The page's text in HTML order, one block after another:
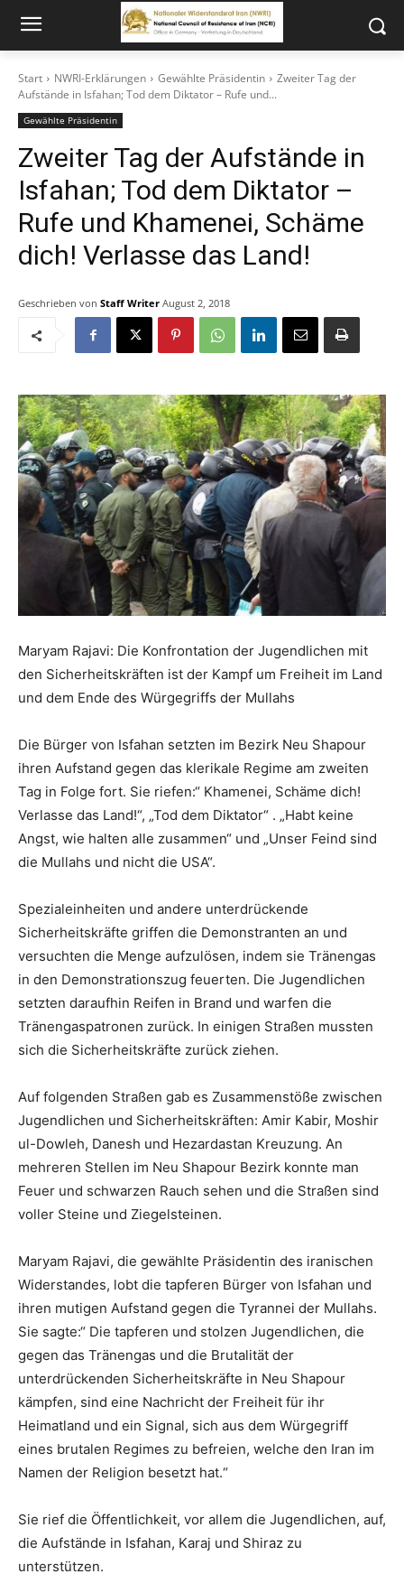
Start NWRI-Erklärungen Gewählte Präsidentin
Zweiter Tag der
Aufstände in Isfahan; Tod dem Diktator – Rufe und...
Gewählte Präsidentin
Zweiter Tag der Aufstände in
Isfahan; Tod dem Diktator –
Rufe und Khamenei, Schäme
dich! Verlasse das Land!
Geschrieben von Staff Writer August 2, 2018
Maryam Rajavi: Die Konfrontation der Jugendlichen mit
den Sicherheitskräften ist der Kampf um Freiheit im Land
und dem Ende des Würgegriffs der Mullahs
Die Bürger von Isfahan setzten im Bezirk Neu Shapour
ihren Aufstand gegen das klerikale Regime am zweiten
Tag in Folge fort. Sie riefen:“ Khamenei, Schäme dich!
Verlasse das Land!“, „Tod dem Diktator“ . „Habt keine
Angst, wie halten alle zusammen“ und „Unser Feind sind
die Mullahs und nicht die USA“.
Spezialeinheiten und andere unterdrückende
Sicherheitskräfte griffen die Demonstranten an und
versuchten die Menge aufzulösen, indem sie Tränengas
in den Demonstrationszug feuerten. Die Jugendlichen
setzten daraufhin Reifen in Brand und warfen die
Tränengaspatronen zurück. In einigen Straßen mussten
sich die Sicherheitskräfte zurück ziehen.
Auf folgenden Straßen gab es Zusammenstöße zwischen
Jugendlichen und Sicherheitskräften: Amir Kabir, Moshir
ul-Dowleh, Danesh und Hezardastan Kreuzung. An
mehreren Stellen im Neu Shapour Bezirk konnte man
Feuer und schwarzen Rauch sehen und die Straßen sind
voller Steine und Ziegelsteinen.
Maryam Rajavi, die gewählte Präsidentin des iranischen
Widerstandes, lobt die tapferen Bürger von Isfahan und
ihren mutigen Aufstand gegen die Tyrannei der Mullahs.
Sie sagte:“ Die tapferen und stolzen Jugendlichen, die
gegen das Tränengas und die Brutalität der
unterdrückenden Sicherheitskräfte in Neu Shapour
kämpfen, sind eine Nachricht der Freiheit für ihr
Heimatland und ein Signal, sich aus dem Würgegriff
eines brutalen Regimes zu befreien, welche den Iran im
Namen der Religion besetzt hat.“
Sie rief die Öffentlichkeit, vor allem die Jugendlichen, auf,
die Aufstände in Isfahan, Karaj und Shiraz zu
unterstützen.